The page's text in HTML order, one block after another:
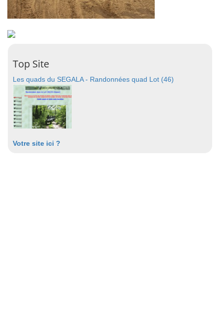
Top Site
Les quads du SEGALA - Randonnées quad Lot (46)
Votre site ici ?